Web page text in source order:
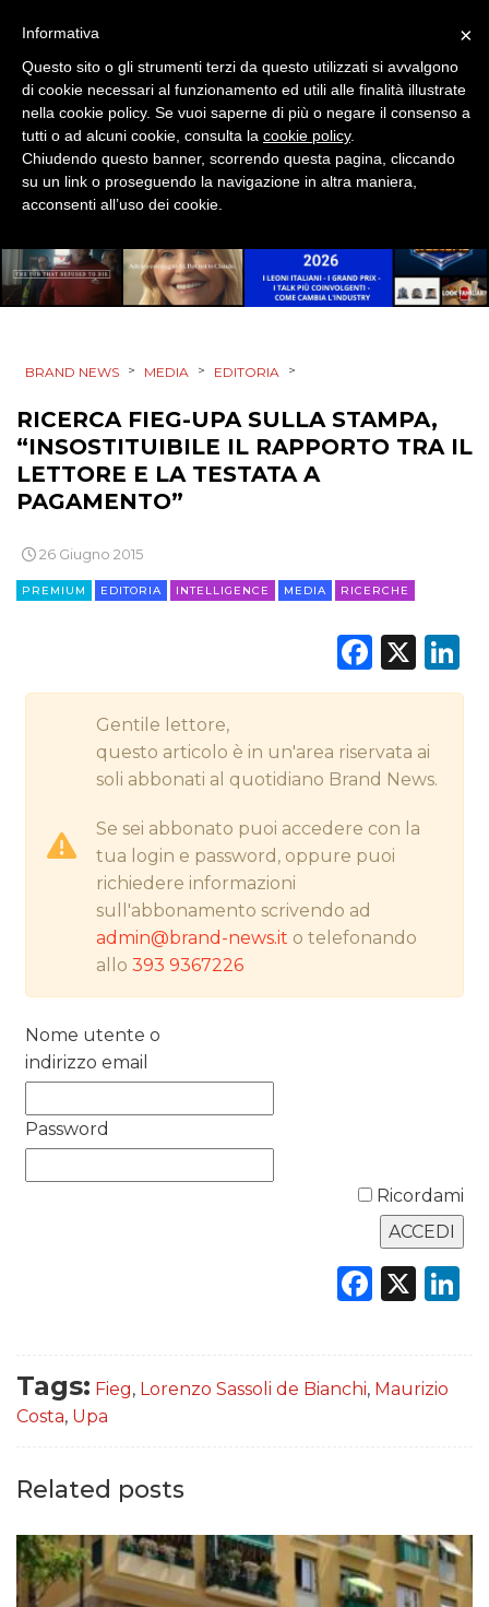
EVENTI
MOBILE
PROMOZIONI
PRODOTTI
CSR
STRATEGIE
DIGITALE
RADIO / AUDIO
RICERCHE
PREVISIONI/SCENARI
BRAND NEWS > MEDIA > EDITORIA >
RICERCA FIEG-UPA SULLA STAMPA,
“INSOSTITUIBILE IL RAPPORTO TRA IL
LETTORE E LA TESTATA A
PAGAMENTO”
26 Giugno 2015
PREMIUM EDITORIA INTELLIGENCE MEDIA RICERCHE
X
Gentile lettore,
questo articolo è in un'area riservata ai
soli abbonati al quotidiano Brand News.
Se sei abbonato puoi accedere con la
tua login e password, oppure puoi
richiedere informazioni
sull'abbonamento scrivendo ad
admin@brand-news.it o telefonando
allo393 9367226
Nome utente o
indirizzo email
Password
Ricordami
X
Tags: Fieg, Lorenzo Sassoli de Bianchi, Maurizio
Costa, Upa
Related posts
×
Informativa
Questo sito o gli strumenti terzi da questo utilizzati si avvalgono
di cookie necessari al funzionamento ed utili alle finalità illustrate
nella cookie policy. Se vuoi saperne di più o negare il consenso a
tutti o ad alcuni cookie, consulta la cookie policy.
Chiudendo questo banner, scorrendo questa pagina, cliccando
su un link o proseguendo la navigazione in altra maniera,
acconsenti all’uso dei cookie.